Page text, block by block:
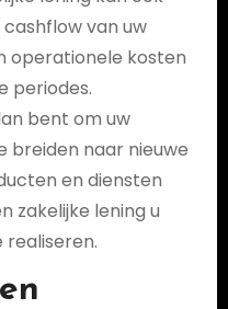
van uw
operationele kosten
periodes.
bent om uw
breiden naar nieuwe
en diensten
zakelijke lening u